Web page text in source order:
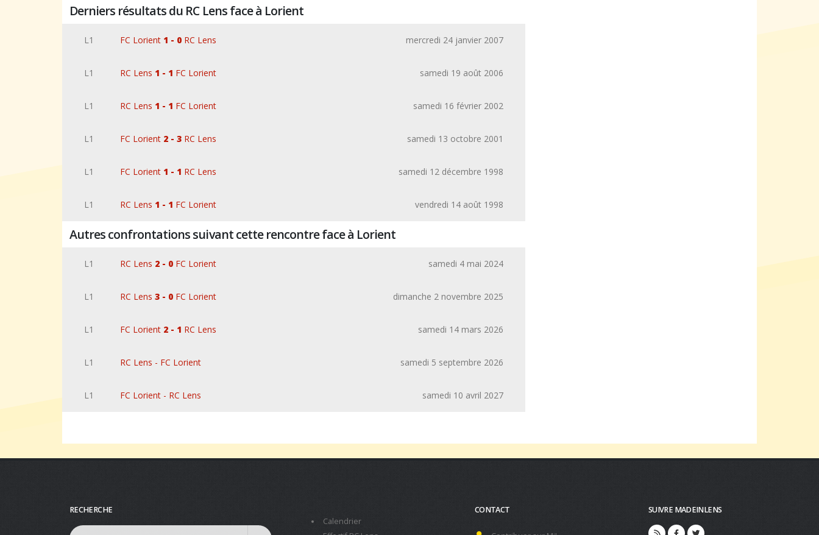
Derniers résultats du RC Lens face à Lorient
L1 FC Lorient 1 - 0 RC Lens mercredi 24 janvier 2007
L1 RC Lens 1 - 1 FC Lorient samedi 19 août 2006
L1 RC Lens 1 - 1 FC Lorient samedi 16 février 2002
L1 FC Lorient 2 - 3 RC Lens samedi 13 octobre 2001
L1 FC Lorient 1 - 1 RC Lens samedi 12 décembre 1998
L1 RC Lens 1 - 1 FC Lorient vendredi 14 août 1998
Autres confrontations suivant cette rencontre face à Lorient
L1 RC Lens 2 - 0 FC Lorient samedi 4 mai 2024
L1 RC Lens3 - 0 FC Lorient dimanche 2 novembre 2025
L1 FC Lorient 2 - 1 RC Lens samedi 14 mars 2026
L1 RC Lens - FC Lorient samedi 5 septembre 2026
L1 FC Lorient - RC Lens samedi 10 avril 2027
RECHERCHE
Calendrier
CONTACT SUIVRE MADEINLENS